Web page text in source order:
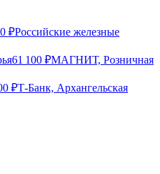
₽Российские железные
61 100 ₽МАГНИТ, Розничная
₽Т-Банк, Архангельская